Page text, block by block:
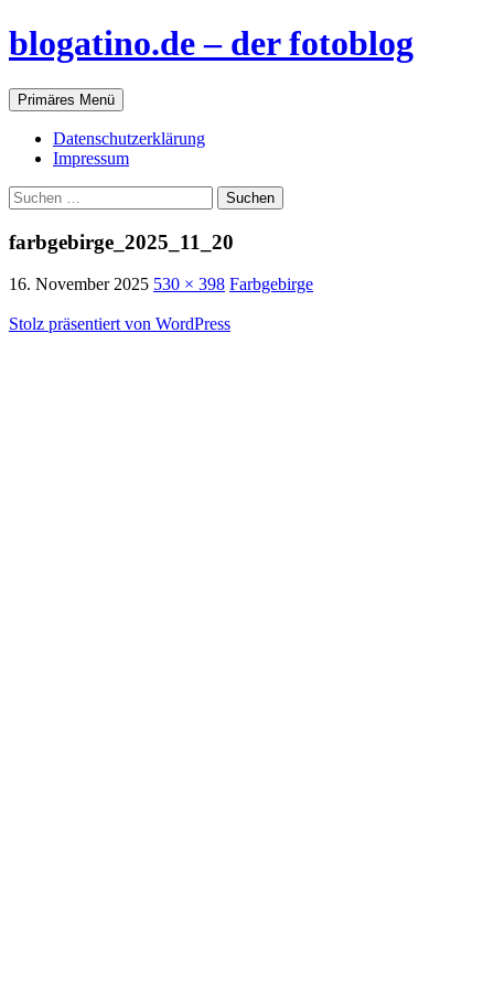
blogatino.de – der fotoblog
Suchen
Primäres Menü Zum
Inhalt
springen
Datenschutzerklärung
Impressum
Suchen
nach:
farbgebirge_2025_11_20
16. November 2025 530 × 398 Farbgebirge
Stolz präsentiert von WordPress